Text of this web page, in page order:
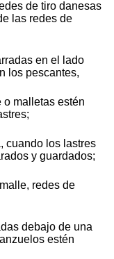
de tiro danesas
las redes de
en el lado
los pescantes,
o malletas estén
cuando los lastres
y guardados;
redes de
debajo de una
estén